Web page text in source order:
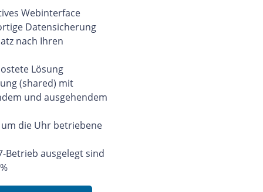
Webinterface
Datensicherung
nach Ihren
Lösung
(shared) mit
und ausgehendem
um die Uhr betriebene
Betrieb ausgelegt sind